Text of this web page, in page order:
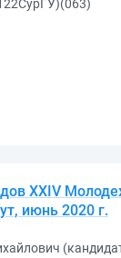
XXIV
июнь 2020 г.